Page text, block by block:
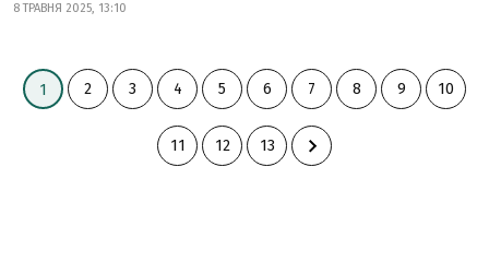
8 ТРАВНЯ 2025, 13:10
1 2 3 4 5 6 7 8 9 10
11 12 13